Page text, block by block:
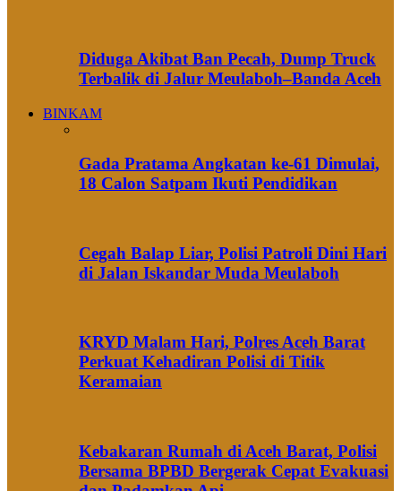
Diduga Akibat Ban Pecah, Dump Truck
Terbalik di Jalur Meulaboh–Banda Aceh
BINKAM
Gada Pratama Angkatan ke-61 Dimulai,
18 Calon Satpam Ikuti Pendidikan
Cegah Balap Liar, Polisi Patroli Dini Hari
di Jalan Iskandar Muda Meulaboh
KRYD Malam Hari, Polres Aceh Barat
Perkuat Kehadiran Polisi di Titik
Keramaian
Kebakaran Rumah di Aceh Barat, Polisi
Bersama BPBD Bergerak Cepat Evakuasi